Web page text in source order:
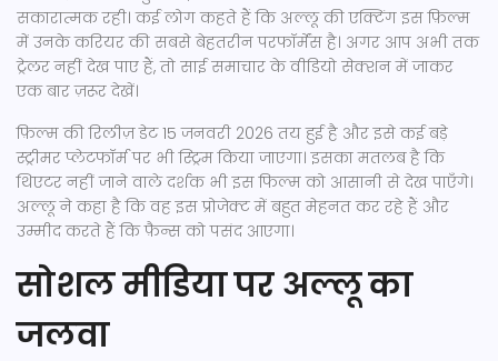
सकारात्मक रही। कई लोग कहते हैं कि अल्लू की एक्टिंग इस फ़िल्म
में उनके करियर की सबसे बेहतरीन परफॉर्मेंस है। अगर आप अभी तक
ट्रेलर नहीं देख पाए हैं, तो साई समाचार के वीडियो सेक्शन में जाकर
एक बार ज़रूर देखें।
फ़िल्म की रिलीज़ डेट 15 जनवरी 2026 तय हुई है और इसे कई बड़े
स्ट्रीमर प्लेटफॉर्म पर भी स्ट्रिम किया जाएगा। इसका मतलब है कि
थिएटर नहीं जाने वाले दर्शक भी इस फिल्म को आसानी से देख पाएँगे।
अल्लू ने कहा है कि वह इस प्रोजेक्ट में बहुत मेहनत कर रहे हैं और
उम्मीद करते हैं कि फ़ैन्स को पसंद आएगा।
सोशल मीडिया पर अल्लू का
जलवा